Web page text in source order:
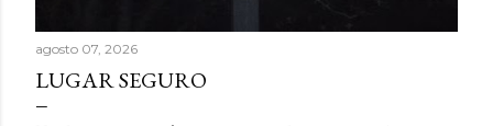
agosto 07, 2026
LUGAR SEGURO